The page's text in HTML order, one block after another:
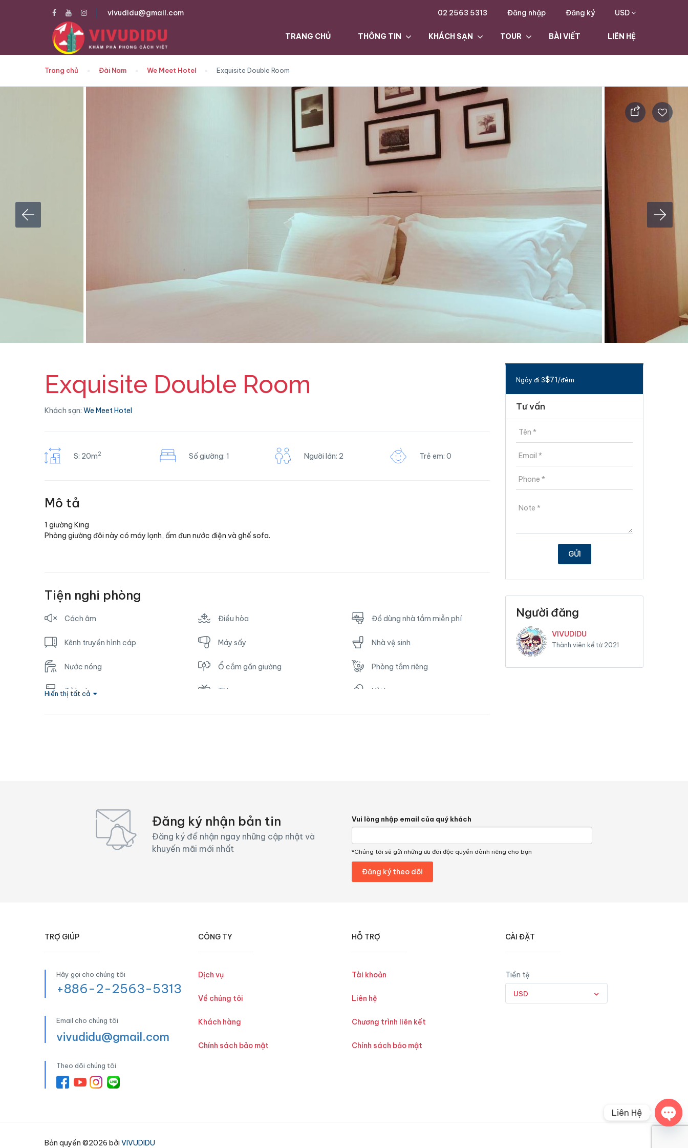
vivudidu@gmail.com 02 2563 5313 Đăng nhập Đăng ký USD
TRANG CHỦ THÔNG TIN KHÁCH SẠN TOUR BÀI VIẾT LIÊN HỆ
Trang chủ Đài Nam We Meet Hotel Exquisite Double Room
Exquisite Double Room
Khách sạn: We Meet Hotel
S: 20m2 Số giường: 1 Người lớn: 2 Trẻ em: 0
Mô tả
1 giường King
Phòng giường đôi này có máy lạnh, ấm đun nước điện và ghế sofa.
Tiện nghi phòng
Cách âm Điều hòa Đồ dùng nhà tắm miễn phí
Kênh truyền hình cáp Máy sấy Nhà vệ sinh
Nước nóng Ổ cắm gần giường Phòng tắm riêng
Tủ lạnh TV Vòi hoa sen
Hiển thị tất cả
Ngày đi 3$71/đêm
Tư vấn
Người đăng
VIVUDIDU
Thành viên kể từ 2021
Đăng ký nhận bản tin
Đăng ký để nhận ngay những cập nhật và
khuyến mãi mới nhất
Vui lòng nhập email của quý khách
*Chúng tôi sẽ gửi những ưu đãi độc quyền dành riêng cho bạn
TRỢ GIÚP
Hãy gọi cho chúng tôi
+886-2-2563-5313
Email cho chúng tôi
vivudidu@gmail.com
Theo dõi chúng tôi
CÔNG TY
Dịch vụ
Về chúng tôi
Khách hàng
Chính sách bảo mật
HỖ TRỢ
Tài khoản
Liên hệ
Chương trình liên kết
Chính sách bảo mật
CÀI ĐẶT
Tiền tệ
USD
Bản quyền ©2026 bởi VIVUDIDU
Liên Hệ